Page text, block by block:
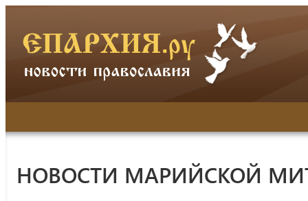
НОВОСТИ МАРИЙСКОЙ